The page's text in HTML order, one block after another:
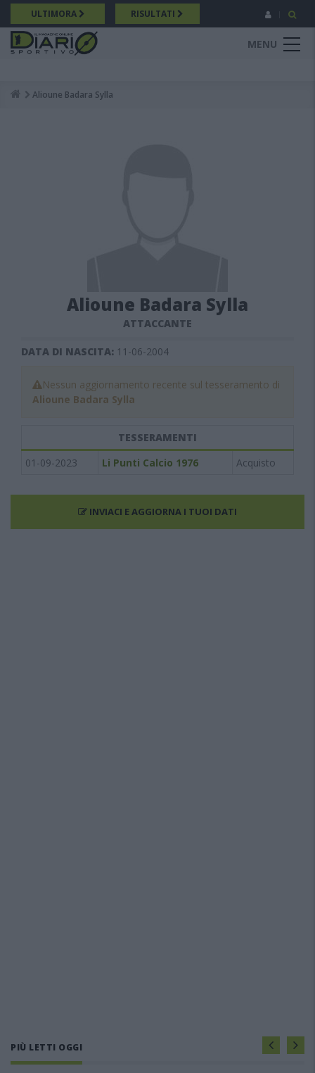
Salta
al
contenuto
principale
ULTIMORA RISULTATI
MENU
Breadcrumb
Alioune Badara Sylla
Alioune Badara Sylla
ATTACCANTE
DATA DI NASCITA: 11-06-2004
Nessun aggiornamento recente sul tesseramento di
Alioune Badara Sylla
TESSERAMENTI
01-09-2023
Li Punti Calcio 1976 Acquisto
INVIACI E AGGIORNA I TUOI DATI
PIÙ LETTI OGGI